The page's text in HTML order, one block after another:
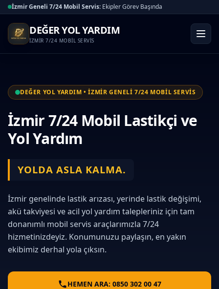
İzmir Geneli 7/24 Mobil Servis: Ekipler Görev Başında
DEĞER YOL YARDIM
İZMİR 7/24 MOBİL SERVİS
DEĞER YOL YARDIM • İZMİR GENELİ 7/24 MOBİL SERVİS
İzmir 7/24 Mobil Lastikçi ve
Yol Yardım
YOLDA ASLA KALMA.
İzmir genelinde lastik arızası, yerinde lastik değişimi,
akü takviyesi ve acil yol yardım talepleriniz için tam
donanımlı mobil servis araçlarımızla 7/24
hizmetinizdeyiz. Konumunuzu paylaşın, en yakın
ekibimiz derhal yola çıksın.
HEMEN ARA: 0850 302 00 47